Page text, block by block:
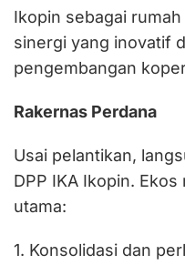
Ikopin sebagai
sinergi yang inovatif
pengembangan
Rakernas Perdana
Usai pelantikan,
DPP IKA Ikopin.
utama:
1. Konsolidasi dan